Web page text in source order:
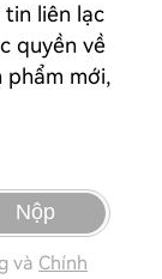
liên lạc
quyền về
phẩm mới,
Nộp
và Chính